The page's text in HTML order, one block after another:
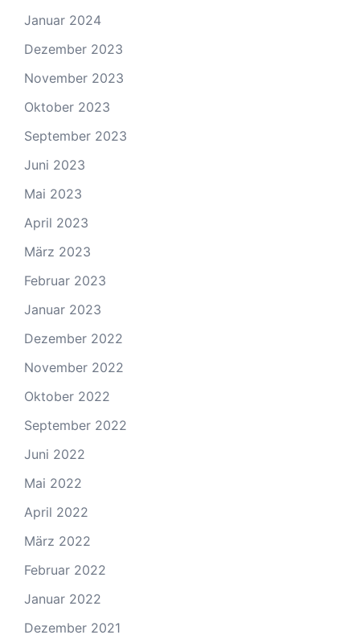
Januar 2024
Dezember 2023
November 2023
Oktober 2023
September 2023
Juni 2023
Mai 2023
April 2023
März 2023
Februar 2023
Januar 2023
Dezember 2022
November 2022
Oktober 2022
September 2022
Juni 2022
Mai 2022
April 2022
März 2022
Februar 2022
Januar 2022
Dezember 2021